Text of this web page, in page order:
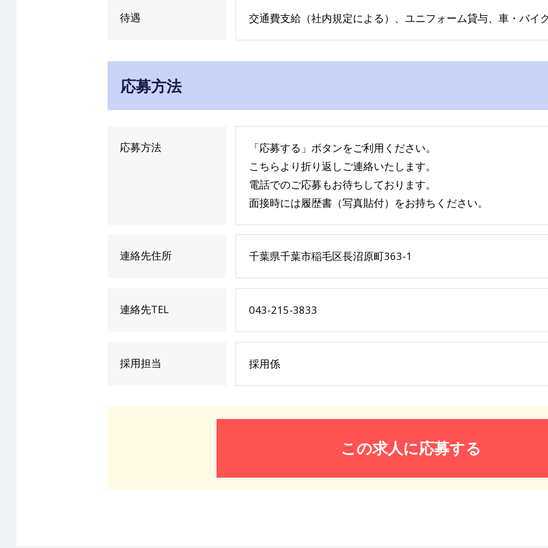
待遇 交通費支給（社内規定による）、ユニフォーム貸与、車・バイ
応募方法
応募方法
「応募する」ボタンをご利用ください。
こちらより折り返しご連絡いたします。
電話でのご応募もお待ちしております。
面接時には履歴書（写真貼付）をお持ちください。
連絡先住所 千葉県千葉市稲毛区長沼原町363-1
連絡先TEL 043-215-3833
採用担当 採用係
この求人に応募する